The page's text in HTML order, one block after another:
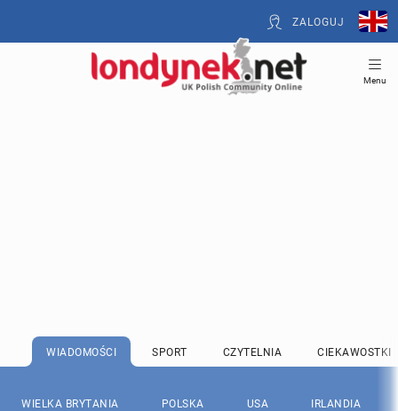
ZALOGUJ
Menu
WIADOMOŚCI SPORT CZYTELNIA CIEKAWOSTKI
WIELKA BRYTANIA POLSKA USA IRLANDIA